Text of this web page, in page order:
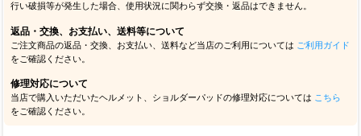
行い破損等が発生した場合、使用状況に関わらず交換・返品はできません。
返品・交換、お支払い、送料等について
ご注文商品の返品・交換、お支払い、送料など当店のご利用については ご利用ガイド
をご確認ください。
修理対応について
当店で購入いただいたヘルメット、ショルダーパッドの修理対応については こちら
をご確認ください。